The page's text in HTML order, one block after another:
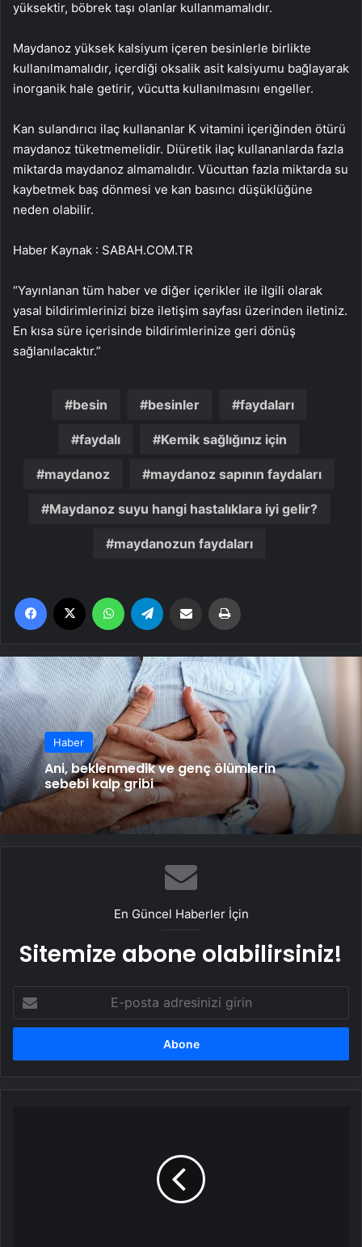
yüksektir, böbrek taşı olanlar kullanmamalıdır.
Maydanoz yüksek kalsiyum içeren besinlerle birlikte
kullanılmamalıdır, içerdiği oksalik asit kalsiyumu bağlayarak
inorganik hale getirir, vücutta kullanılmasını engeller.
Kan sulandırıcı ilaç kullananlar K vitamini içeriğinden ötürü
maydanoz tüketmemelidir. Diüretik ilaç kullananlarda fazla
miktarda maydanoz almamalıdır. Vücuttan fazla miktarda su
kaybetmek baş dönmesi ve kan basıncı düşüklüğüne
neden olabilir.
Haber Kaynak : SABAH.COM.TR
“Yayınlanan tüm haber ve diğer içerikler ile ilgili olarak
yasal bildirimlerinizi bize iletişim sayfası üzerinden iletiniz.
En kısa süre içerisinde bildirimlerinize geri dönüş
sağlanılacaktır.”
besin besinler faydaları
faydalı Kemik sağlığınız için
maydanoz maydanoz sapının faydaları
Maydanoz suyu hangi hastalıklara iyi gelir?
maydanozun faydaları
Facebook WhatsApp Email'den paylaş
Haber
Ani, beklenmedik ve genç ölümlerin
sebebi kalp gribi
En Güncel Haberler İçin
Sitemize abone olabilirsiniz!
posta
adresinizi